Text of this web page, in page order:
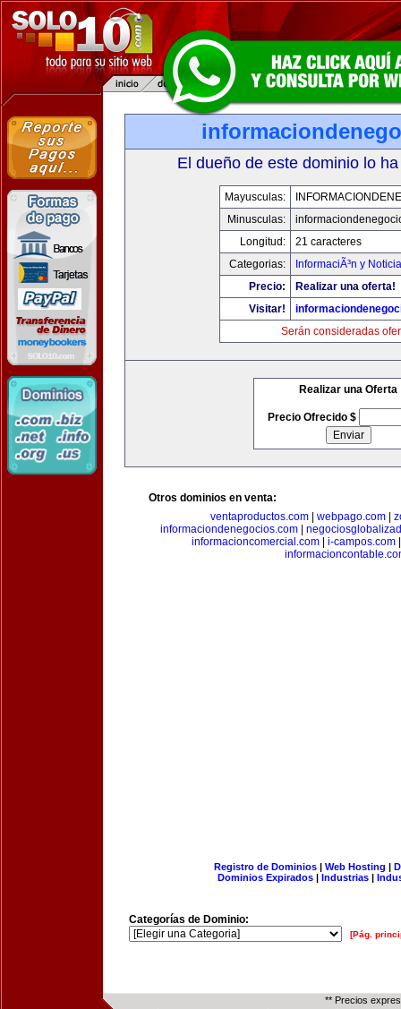
El dueño de este dominio lo
Mayusculas:
Minusculas:
Longitud:
21 caracteres
Categorias:
InformaciÃ³n y
Precio:
Realizar una oferta!
Visitar!
Serán consideradas
Realizar una Oferta
Precio Ofrecido $
Otros dominios en venta:
ventaproductos.com
webpago.com
informaciondenegocios.com|
informacioncomercial.com| i-campos.com
Registro de Dominios| Web Hosting |
Dominios Expirados | Industrias |
Categorías de Dominio:
[Pág.
** Precios